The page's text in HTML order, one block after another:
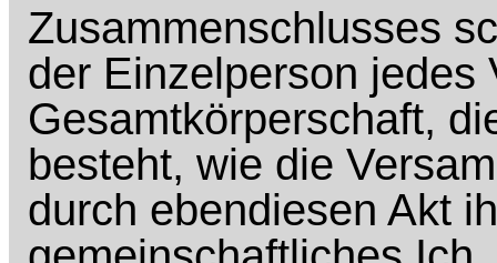
Zusammenschlusses
der Einzelperson jedes
Gesamtkörperschaft,
besteht, wie die
durch ebendiesen Akt